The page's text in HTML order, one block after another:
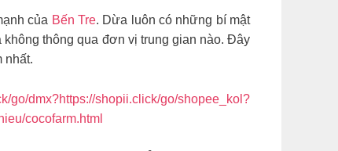
của Bến Tre. Dừa luôn có những bí mật
thông qua đơn vị trung gian nào. Đây
nhất.
go/dmx?https://shopii.click/go/shopee_kol?
cocofarm.html